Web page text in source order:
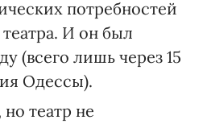
потребностей
И он был
(всего лишь через 15
Одессы).
театр не